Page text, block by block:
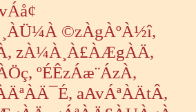
©zÀgÀºÀ½î,
zÀ¼À¸À£ÀÆgÀÄ,
ºÉÊzÁæ¨ÁzÀ,
aAvÁªÀÄtÂ,